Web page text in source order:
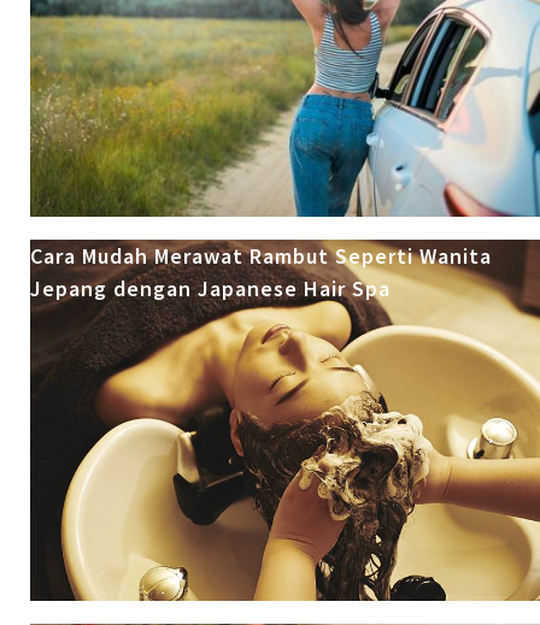
Cara Mudah Merawat Rambut Seperti Wanita
Jepang dengan Japanese Hair Spa